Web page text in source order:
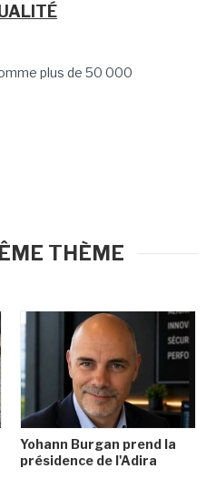
plus de 50 000
THÈME
Yohann Burgan prend la
présidence de l'Adira